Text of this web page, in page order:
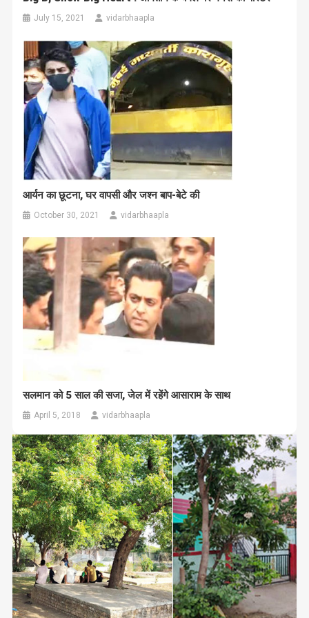
July 15, 2021 vidarbhaapla
आर्यन का छूटना, घर वापसी और जश्न बाप-बेटे की
October 30, 2021 vidarbhaapla
सलमान को 5 साल की सजा, जेल में रहेंगे आसाराम के साथ
April 5, 2018 vidarbhaapla